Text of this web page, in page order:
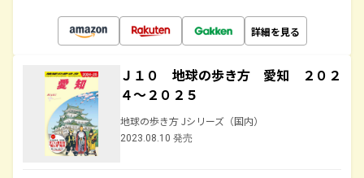
詳細を見る
Ｊ１０ 地球の歩き方 愛知 ２０２
４～２０２５
地球の歩き方 Jシリーズ（国内）
2023.08.10 発売